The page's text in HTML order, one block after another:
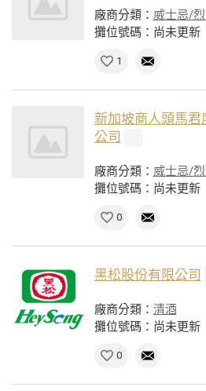
廠商分類： 威士忌/
攤位號碼：尚未更新
1
新加坡商人頭馬
公司
廠商分類： 威士忌/
攤位號碼：尚未更新
0
黑松股份有限公司
廠商分類： 清酒
攤位號碼：尚未更新
0